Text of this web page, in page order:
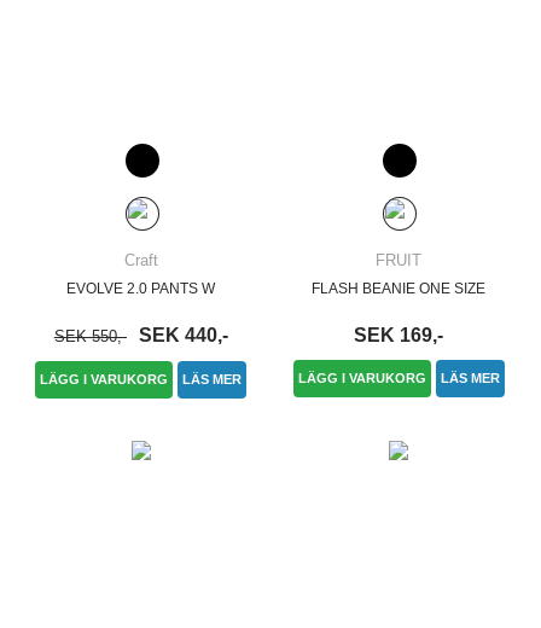
Craft
EVOLVE 2.0 PANTS W
SEK 550,- SEK 440,-
LÄGG I VARUKORG LÄS MER
FRUIT
FLASH BEANIE ONE SIZE
SEK 169,-
LÄGG I VARUKORG LÄS MER